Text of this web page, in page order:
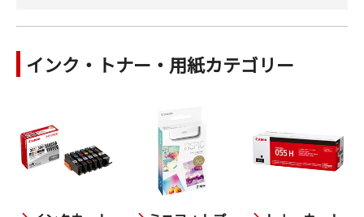
インク・トナー・用紙カテゴリー